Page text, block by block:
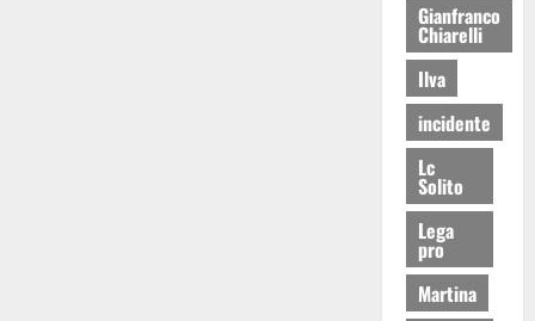
Gianfranco
Chiarelli
Ilva
incidente
Lc
Solito
Lega
pro
Martina